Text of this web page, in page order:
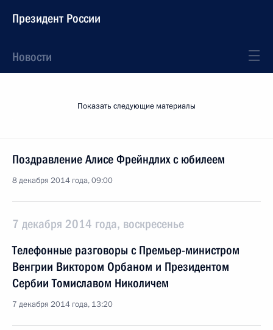
Президент России
Новости
Показать следующие материалы
Поздравление Алисе Фрейндлих с юбилеем
8 декабря 2014 года, 09:00
7 декабря 2014 года, воскресенье
Телефонные разговоры с Премьер-министром
Венгрии Виктором Орбаном и Президентом
Сербии Томиславом Николичем
7 декабря 2014 года, 13:20